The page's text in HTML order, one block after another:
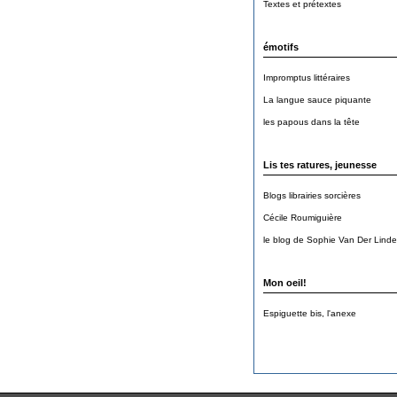
Textes et prétextes
émotifs
Impromptus littéraires
La langue sauce piquante
les papous dans la tête
Lis tes ratures, jeunesse
Blogs librairies sorcières
Cécile Roumiguière
le blog de Sophie Van Der
Mon oeil!
Espiguette bis, l'anexe